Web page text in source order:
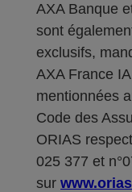
AXA Banque
sont
exclusifs,
AXA France
mentionnées
Code des
ORIAS
025 377 et
sur